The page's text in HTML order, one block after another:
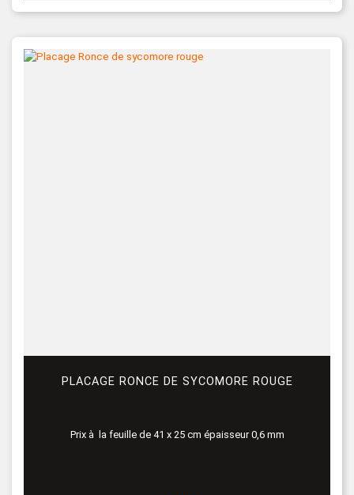
PLACAGE RONCE DE SYCOMORE ROUGE
Prix à la feuille de 41 x 25 cm épaisseur 0,6 mm